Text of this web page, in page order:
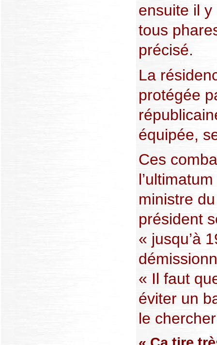
ensuite il
tous
précisé.
La
protégée
équipée,
Ces
ministre
président
« jusqu’à
« Il faut
éviter un
le